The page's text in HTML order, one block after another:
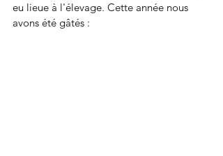
eu lieue à l'élevage. Cette année nous
avons été gâtés :